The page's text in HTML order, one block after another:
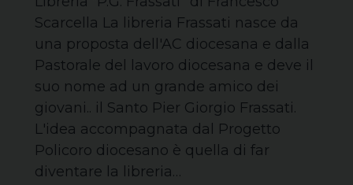
Scarcella La libreria Frassati nasce da
una proposta dell'AC diocesana e dalla
Pastorale del lavoro diocesana e deve il
suo nome ad un grande amico dei
giovani.. il Santo Pier Giorgio Frassati.
L'idea accompagnata dal Progetto
Policoro diocesano è quella di far
diventare la libreria…